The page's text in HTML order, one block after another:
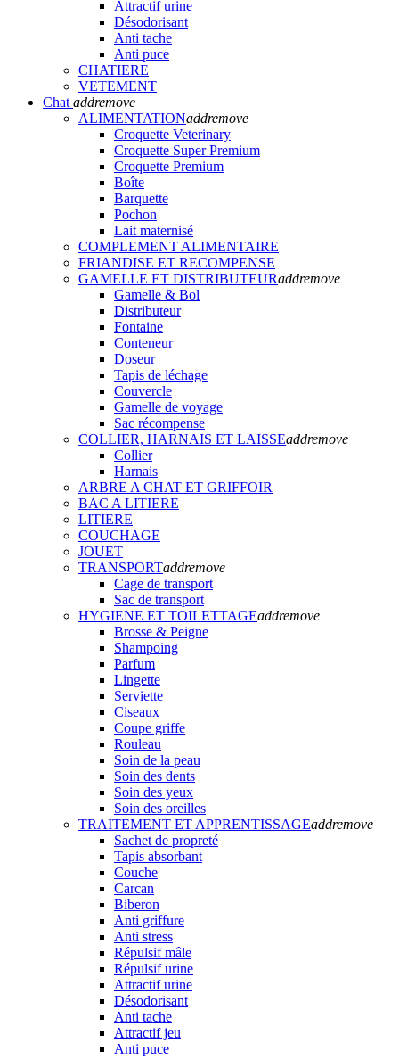
Attractif urine
Désodorisant
Anti tache
Anti puce
CHATIERE
VETEMENT
Chat addremove
ALIMENTATIONaddremove
Croquette Veterinary
Croquette Super Premium
Croquette Premium
Boîte
Barquette
Pochon
Lait maternisé
COMPLEMENT ALIMENTAIRE
FRIANDISE ET RECOMPENSE
GAMELLE ET DISTRIBUTEURaddremove
Gamelle & Bol
Distributeur
Fontaine
Conteneur
Doseur
Tapis de léchage
Couvercle
Gamelle de voyage
Sac récompense
COLLIER, HARNAIS ET LAISSEaddremove
Collier
Harnais
ARBRE A CHAT ET GRIFFOIR
BAC A LITIERE
LITIERE
COUCHAGE
JOUET
TRANSPORTaddremove
Cage de transport
Sac de transport
HYGIENE ET TOILETTAGEaddremove
Brosse & Peigne
Shampoing
Parfum
Lingette
Serviette
Ciseaux
Coupe griffe
Rouleau
Soin de la peau
Soin des dents
Soin des yeux
Soin des oreilles
TRAITEMENT ET APPRENTISSAGEaddremove
Sachet de propreté
Tapis absorbant
Couche
Carcan
Biberon
Anti griffure
Anti stress
Répulsif mâle
Répulsif urine
Attractif urine
Désodorisant
Anti tache
Attractif jeu
Anti puce